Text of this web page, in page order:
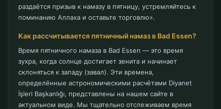
раздаётся призыв к намазу в пятницу, устремляйтесь к
поминанию Аллаха и оставьте торговлю».
Как рассчитывается пятничный намаз в Bad Essen?
Время пятничного намаза в Bad Essen — это время
зухра, когда солнце достигает зенита и начинает
склоняться к западу (завал). Эти времена,
определённые астрономическими расчётами Diyanet
İşleri Başkanlığı, представлены на нашем сайте в
актуальном виде. Мы тщательно отслеживаем время